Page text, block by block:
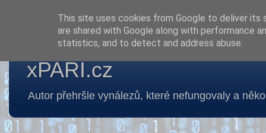
xPARI.cz
Autor přehršle vynálezů, které nefungovaly a
This site uses cookies from Google to deliver its
are shared with Google along with performance
statistics, and to detect and address abuse.